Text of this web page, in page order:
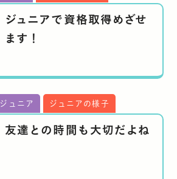
ジュニアで資格取得めざせ
ます！
ジュニア ジュニアの様子
友達との時間も大切だよね